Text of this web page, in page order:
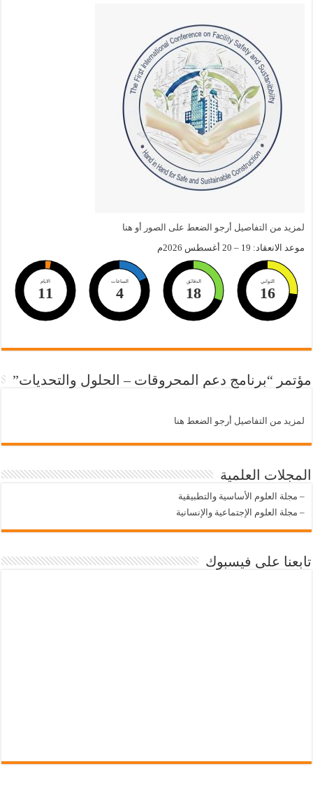
لمزيد من التفاصيل أرجو الضعط على الصور أو هنا
موعد الانعقاد: 19 – 20 أغسطس 2026م
الايام
11
الساعات
4
الدقائق
18
الثواني
15
مؤتمر “برنامج دعم المحروقات – الحلول والتحديات”
لمزيد من التفاصيل أرجو الضعط هنا
المجلات العلمية
– مجلة العلوم الأساسية والتطبيقية
– مجلة العلوم الإجتماعية والإنسانية
تابعنا على فيسبوك